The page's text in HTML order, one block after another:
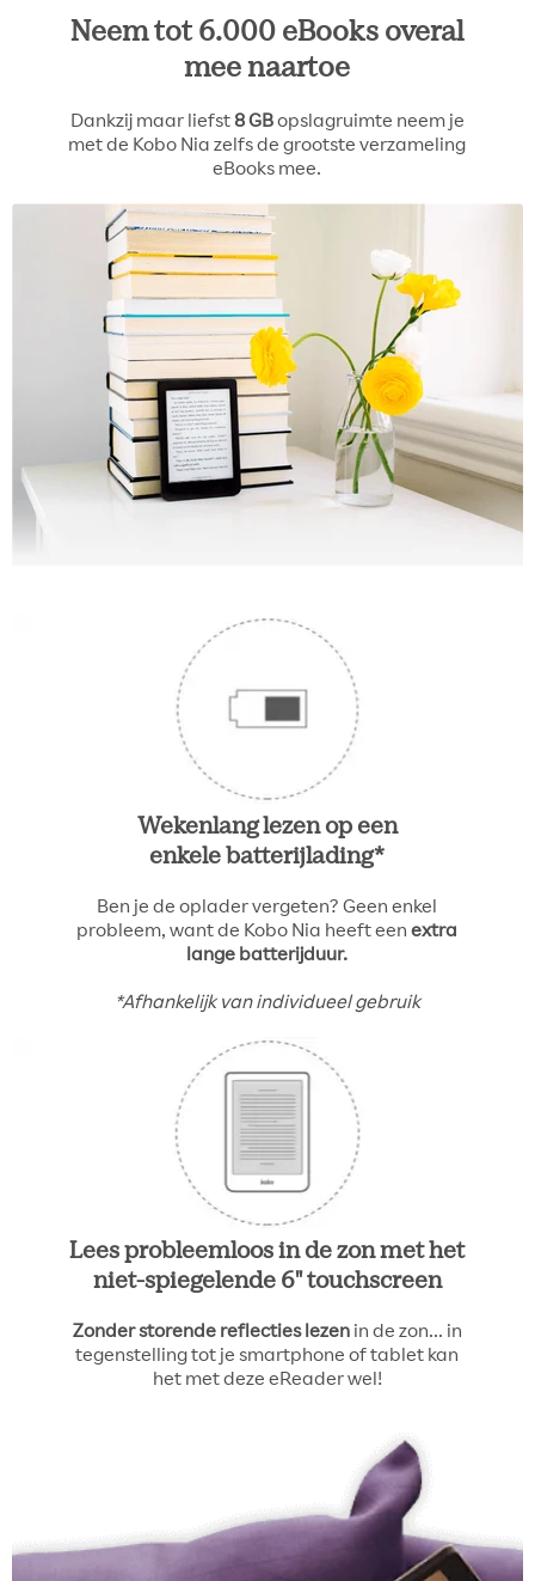
Neem tot 6.000 eBooks overal
mee naartoe
Dankzij maar liefst8 GBopslagruimte neem je
met de Kobo Nia zelfs de grootste verzameling
eBooks mee.
Wekenlang lezen op een
enkele batterijlading*
Ben je de oplader vergeten? Geen enkel
probleem, want de Kobo Nia heeft eenextra
lange batterijduur.
*Afhankelijk van individueel gebruik
Lees probleemloos in de zon met het
niet-spiegelende 6" touchscreen
Zonder storende reflecties lezenin de zon... in
tegenstelling tot je smartphone of tablet kan
het met deze eReader wel!